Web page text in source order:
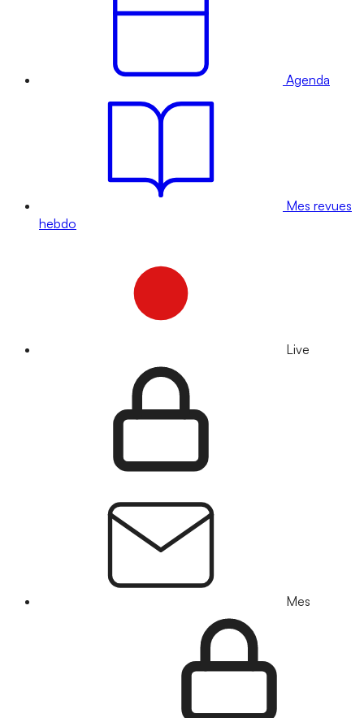
Agenda
Mes revues
hebdo
Live
Mes